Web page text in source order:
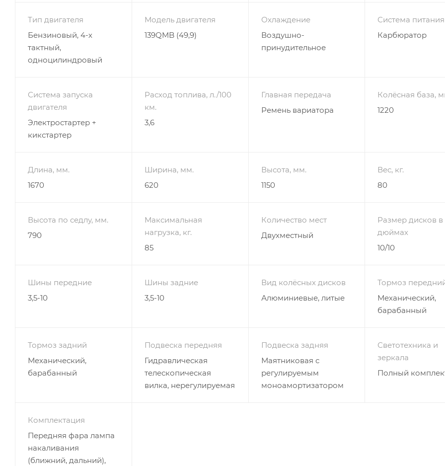
Тип двигателя
Бензиновый, 4-х
тактный,
одноцилиндровый
Модель двигателя
139QMB (49,9)
Охлаждение
Воздушно-
принудительное
Система питания
Карбюратор
Система запуска
двигателя
Электростартер +
кикстартер
Расход топлива, л./100
км.
3,6
Главная передача
Ремень вариатора
Колёсная база,
1220
Длина, мм.
1670
Ширина, мм.
620
Высота, мм.
1150
Вес, кг.
80
Высота по седлу, мм.
790
Максимальная
нагрузка, кг.
85
Количество мест
Двухместный
Размер дисков в
дюймах
10/10
Шины передние
3,5-10
Шины задние
3,5-10
Вид колёсных дисков
Алюминиевые, литые
Тормоз
Механический,
барабанный
Тормоз задний
Механический,
барабанный
Подвеска передняя
Гидравлическая
телескопическая
вилка, нерегулируемая
Подвеска задняя
Маятниковая с
регулируемым
моноамортизатором
Светотехника и
зеркала
Полный
Комплектация
Передняя фара лампа
накаливания
(ближний, дальний),